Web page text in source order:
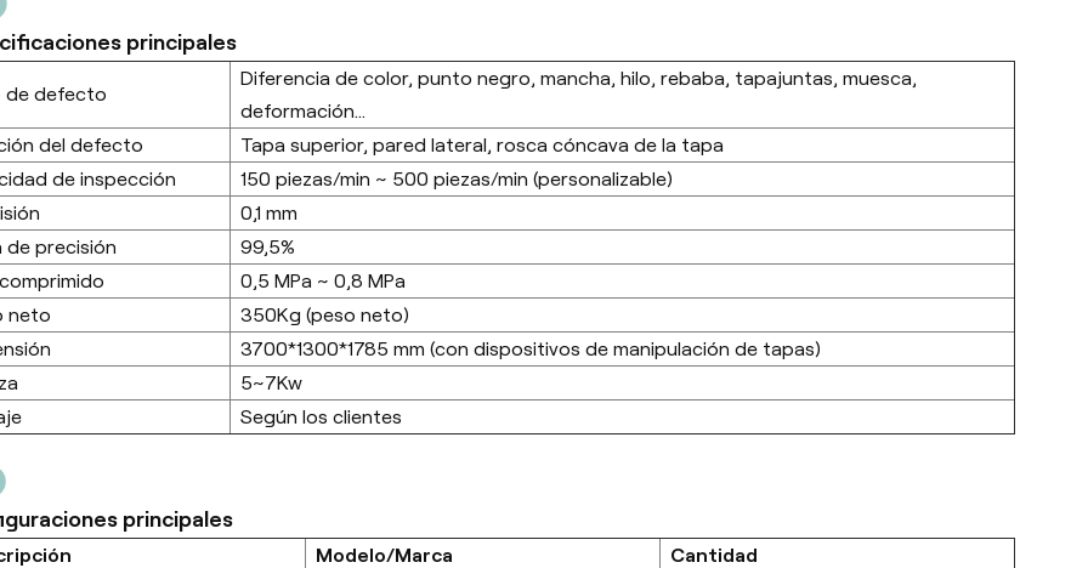
principales
de defecto
Diferencia de color, punto negro, mancha, hilo, rebaba, tapajuntas, muesca,
deformación...
del defecto
Tapa superior, pared lateral, rosca cóncava de la tapa
de inspección
150 piezas/min ~ 500 piezas/min (personalizable)
0,1 mm
de precisión
99,5%
0,5 MPa ~ 0,8 MPa
neto
350Kg (peso neto)
3700*1300*1785 mm (con dispositivos de manipulación de tapas)
5~7Kw
Según los clientes
principales
Modelo/Marca
Cantidad